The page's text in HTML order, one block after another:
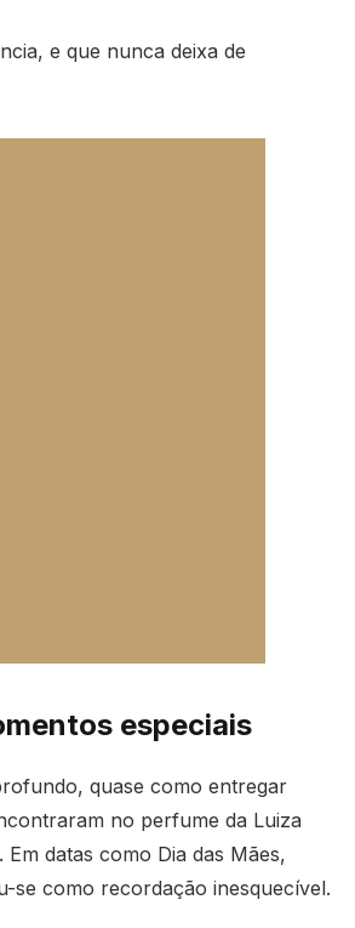
e que nunca deixa de
especiais
quase como entregar
no perfume da Luiza
datas como Dia das Mães,
se como recordação inesquecível.